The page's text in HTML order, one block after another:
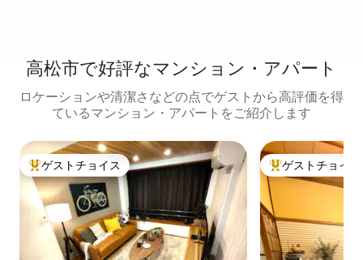
高松市で好評なマンション・アパート
ロケーションや清潔さなどの点でゲストから高評価を得
ているマンション・アパートをご紹介します
大好評のゲストチョイスです。
ゲストチョイス 大好評のゲスト
ゲストチョイス